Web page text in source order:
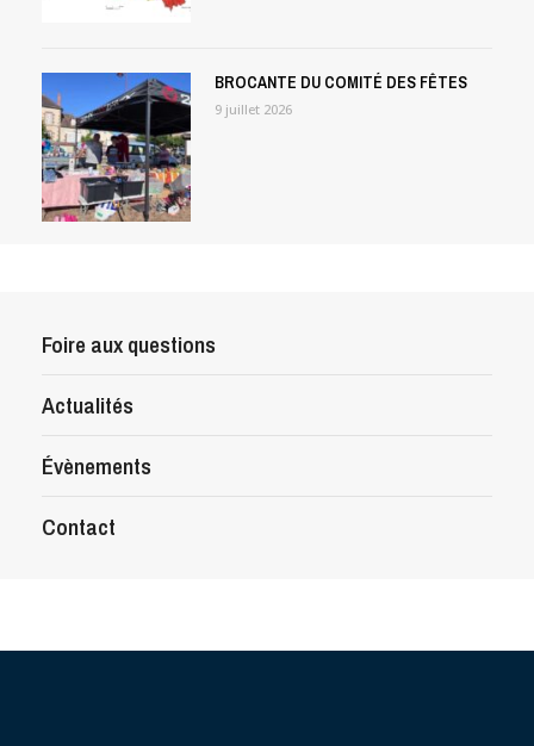
BROCANTE DU COMITÉ DES FÊTES
9 juillet 2026
Foire aux questions
Actualités
Évènements
Contact